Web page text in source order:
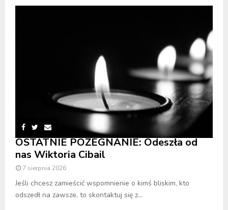
OSTATNIE POŻEGNANIE: Odeszła od
nas Wiktoria Cibail
7 sierpnia 2026
Jeśli chcesz zamieścić wspomnienie o kimś bliskim, kto
odszedł na zawsze, to skontaktuj się z...